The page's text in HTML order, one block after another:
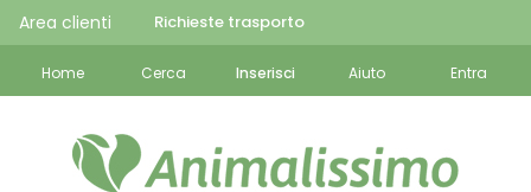
Area clienti Richieste trasporto
Home Cerca Inserisci Aiuto Entra